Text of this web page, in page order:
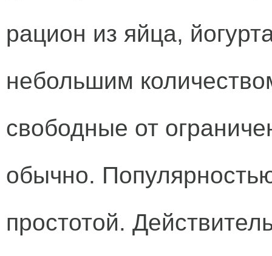
рацион из яйца,
небольшим
свободные от
обычно.
простотой.